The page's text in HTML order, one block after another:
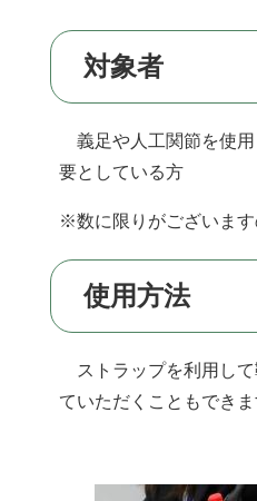
対象者
義足や人工関節を使用
要としている方
※数に限りがございます
使用方法
ストラップを利用して
ていただくこともできま